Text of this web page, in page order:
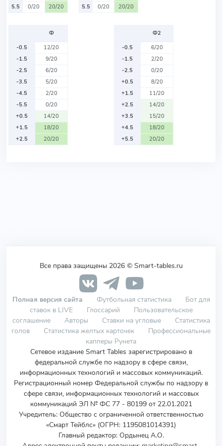
5.5
0/20 20/20
5.5
0/20 20/20
Ф
-0.5
12/20
-1.5
9/20
-2.5
6/20
-3.5
5/20
-4.5
2/20
-5.5
0/20
+0.5
14/20
+1.5
18/20
+2.5
20/20
Ф2
-0.5
6/20
-1.5
2/20
-2.5
0/20
+0.5
8/20
+1.5
11/20
+2.5
14/20
+3.5
15/20
+4.5
18/20
+5.5
20/20
Все права защищены 2026 © Smart-tables.ru
Полная версия сайта Футбольная статистика
Бот для
ставок в LIVE
Глоссарий
Пользовательское
соглашение
Авторы Ставки на угловые
Статистика
голов
Статистика желтых карточек
Профессиональные
капперы Рунета
Сетевое издание Smart Tables зарегистрировано в
федеральной службе по надзору в сфере связи,
информационных технологий и массовых коммуникаций.
Регистрационный номер Федеральной службы по надзору в
сфере связи, информационных технологий и массовых
коммуникаций ЭЛ № ФС 77 - 80199 от 22.01.2021
Учредитель: Общество с ограниченной ответственностью
«Смарт Тейблс» (ОГРН: 1195081014391)
Главный редактор: Ордынец А.О.